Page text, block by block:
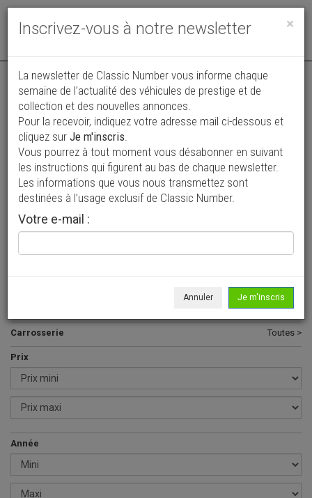
Toggle
Vos annonces vues par
plus de 4 millions de collectionneurs
Ajouter une annonce
> Rechercher un véhicule
Série - XJ >
Carrosserie Toutes >
Prix
Année
×
Inscrivez-vous à notre newsletter
La newsletter de Classic Number vous informe chaque
semaine de l’actualité des véhicules de prestige et de
collection et des nouvelles annonces.
Pour la recevoir, indiquez votre adresse mail ci-dessous et
cliquez sur Je m'inscris.
Vous pourrez à tout moment vous désabonner en suivant
les instructions qui figurent au bas de chaque newsletter.
Les informations que vous nous transmettez sont
destinées à l’usage exclusif de Classic Number.
Votre e-mail :
Annuler Je m'inscris